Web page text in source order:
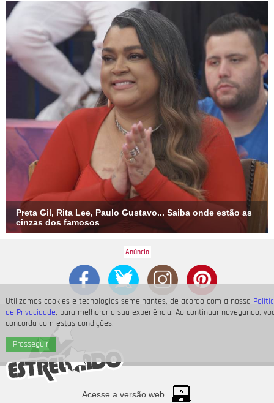
Utilizamos cookies e tecnologias semelhantes, de acordo com a nossa
de Privacidade, para melhorar a sua experiência. Ao continuar navegando,
concorda com estas condições.
Prosseguir
Preta Gil, Rita Lee, Paulo Gustavo... Saiba onde estão as
cinzas dos famosos
Acesse a versão web